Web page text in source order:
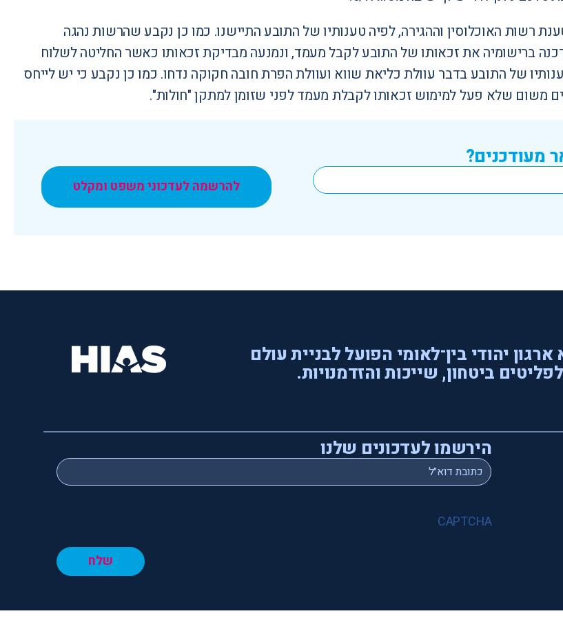
רשות האוכלוסין וההגירה, לפיה טענותיו של התובע התיישנו. כמו כן נקבע שהרשות נהגה
ברישומיה את זכאותו של התובע לקבל מעמד, ונמנעה מבדיקת זכאותו כאשר החליטה לשלוח
של התובע בדבר עוולת כליאת שווא ועוולת הפרת חובה חקוקה נדחו. כמו כן נקבע כי יש לייחס
משום שלא פעל למימוש זכאותו לקבלת מעמד לפני שזומן למתקן "חולות".
מעודכנים?
להרשמה לעדכוני משפט ומקלט
יהודי בין־לאומי הפועל לבניית עולם
ביטחון, שייכות והזדמנויות.
הירשמו לעדכונים שלנו
Email
*
CAPTCHA
שלח